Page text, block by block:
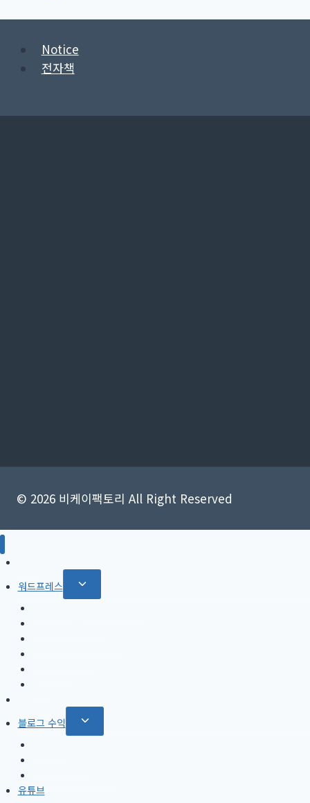
Notice
전자책
© 2026 비케이팩토리 All Right Reserved
워드프레스
Toggle
child
블로그 수익
Toggle
child
유튜브